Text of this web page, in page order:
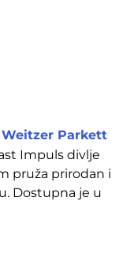
Weitzer Parkett
Impuls divlje
pruža prirodan i
Dostupna je u